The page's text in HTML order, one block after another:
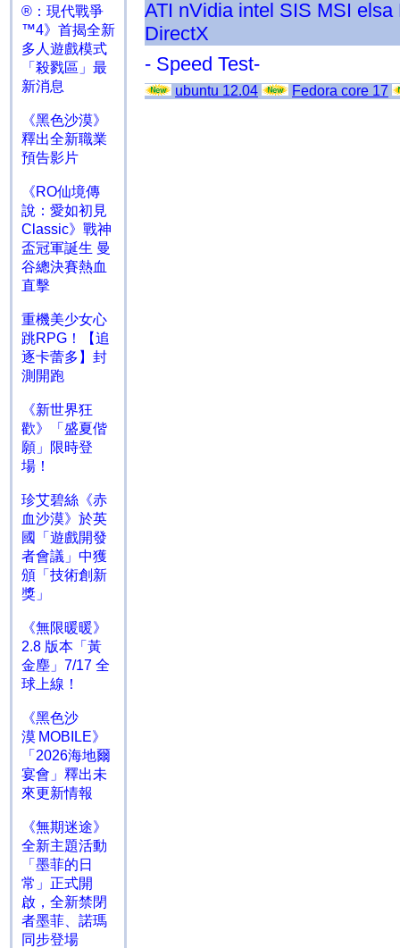
®：現代戰爭
™4》首揭全新
多人遊戲模式
「殺戮區」最
新消息
《黑色沙漠》
釋出全新職業
預告影片
《RO仙境傳
說：愛如初見
Classic》戰神
盃冠軍誕生 曼
谷總決賽熱血
直擊
重機美少女心
跳RPG！【追
逐卡蕾多】封
測開跑
《新世界狂
歡》「盛夏偕
願」限時登
場！
珍艾碧絲《赤
血沙漠》於英
國「遊戲開發
者會議」中獲
頒「技術創新
獎」
《無限暖暖》
2.8 版本「黃
金塵」7/17 全
球上線！
《黑色沙
漠 MOBILE》
「2026海地爾
宴會」釋出未
來更新情報
《無期迷途》
全新主題活動
「墨菲的日
常」正式開
啟，全新禁閉
者墨菲、諾瑪
同步登場
ATI nVidia intel SIS MSI elsa
DirectX
- Speed Test-
ubuntu 12.04 Fedora core 17